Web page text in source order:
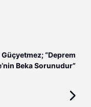
“Deprem
Beka Sorunudur”